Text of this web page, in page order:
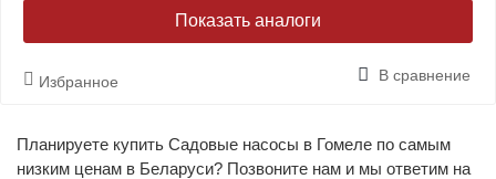
Показать аналоги
Избранное В сравнение
Планируете купить Садовые насосы в Гомеле по самым
низким ценам в Беларуси? Позвоните нам и мы ответим на